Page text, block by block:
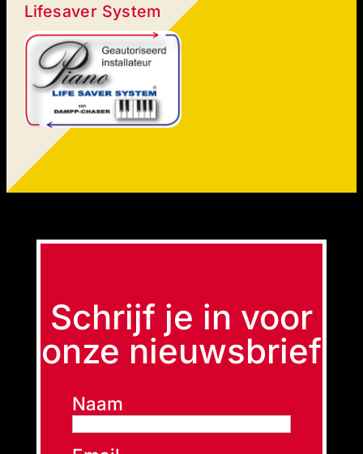
Lifesaver System
Schrijf je in voor
onze nieuwsbrief
Naam